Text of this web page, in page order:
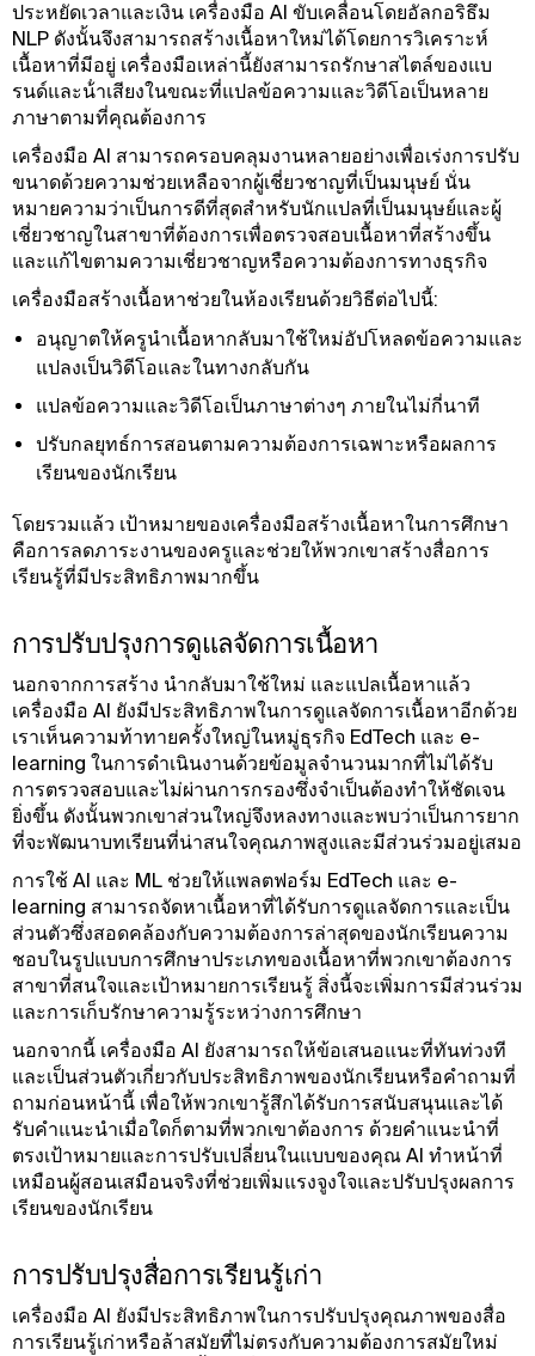
ประหยัดเวลาและเงิน เครื่องมือ AI ขับเคลื่อนโดยอัลกอริธึม
NLP ดังนั้นจึงสามารถสร้างเนื้อหาใหม่ได้โดยการวิเคราะห์
เนื้อหาที่มีอยู่ เครื่องมือเหล่านี้ยังสามารถรักษาสไตล์ของแบ
รนด์และน้ําเสียงในขณะที่แปลข้อความและวิดีโอเป็นหลาย
ภาษาตามที่คุณต้องการ
เครื่องมือ AI สามารถครอบคลุมงานหลายอย่างเพื่อเร่งการปรับ
ขนาดด้วยความช่วยเหลือจากผู้เชี่ยวชาญที่เป็นมนุษย์ นั่น
หมายความว่าเป็นการดีที่สุดสําหรับนักแปลที่เป็นมนุษย์และผู้
เชี่ยวชาญในสาขาที่ต้องการเพื่อตรวจสอบเนื้อหาที่สร้างขึ้น
และแก้ไขตามความเชี่ยวชาญหรือความต้องการทางธุรกิจ
เครื่องมือสร้างเนื้อหาช่วยในห้องเรียนด้วยวิธีต่อไปนี้:
อนุญาตให้ครูนําเนื้อหากลับมาใช้ใหม่อัปโหลดข้อความและ
แปลงเป็นวิดีโอและในทางกลับกัน
แปลข้อความและวิดีโอเป็นภาษาต่างๆ ภายในไม่กี่นาที
ปรับกลยุทธ์การสอนตามความต้องการเฉพาะหรือผลการ
เรียนของนักเรียน
โดยรวมแล้ว เป้าหมายของเครื่องมือสร้างเนื้อหาในการศึกษา
คือการลดภาระงานของครูและช่วยให้พวกเขาสร้างสื่อการ
เรียนรู้ที่มีประสิทธิภาพมากขึ้น
การปรับปรุงการดูแลจัดการเนื้อหา
นอกจากการสร้าง นํากลับมาใช้ใหม่ และแปลเนื้อหาแล้ว
เครื่องมือ AI ยังมีประสิทธิภาพในการดูแลจัดการเนื้อหาอีกด้วย
เราเห็นความท้าทายครั้งใหญ่ในหมู่ธุรกิจ EdTech และ e-
learning ในการดําเนินงานด้วยข้อมูลจํานวนมากที่ไม่ได้รับ
การตรวจสอบและไม่ผ่านการกรองซึ่งจําเป็นต้องทําให้ชัดเจน
ยิ่งขึ้น ดังนั้นพวกเขาส่วนใหญ่จึงหลงทางและพบว่าเป็นการยาก
ที่จะพัฒนาบทเรียนที่น่าสนใจคุณภาพสูงและมีส่วนร่วมอยู่เสมอ
การใช้ AI และ ML ช่วยให้แพลตฟอร์ม EdTech และ e-
learning สามารถจัดหาเนื้อหาที่ได้รับการดูแลจัดการและเป็น
ส่วนตัวซึ่งสอดคล้องกับความต้องการล่าสุดของนักเรียนความ
ชอบในรูปแบบการศึกษาประเภทของเนื้อหาที่พวกเขาต้องการ
สาขาที่สนใจและเป้าหมายการเรียนรู้ สิ่งนี้จะเพิ่มการมีส่วนร่วม
และการเก็บรักษาความรู้ระหว่างการศึกษา
นอกจากนี้ เครื่องมือ AI ยังสามารถให้ข้อเสนอแนะที่ทันท่วงที
และเป็นส่วนตัวเกี่ยวกับประสิทธิภาพของนักเรียนหรือคําถามที่
ถามก่อนหน้านี้ เพื่อให้พวกเขารู้สึกได้รับการสนับสนุนและได้
รับคําแนะนําเมื่อใดก็ตามที่พวกเขาต้องการ ด้วยคําแนะนําที่
ตรงเป้าหมายและการปรับเปลี่ยนในแบบของคุณ AI ทําหน้าที่
เหมือนผู้สอนเสมือนจริงที่ช่วยเพิ่มแรงจูงใจและปรับปรุงผลการ
เรียนของนักเรียน
การปรับปรุงสื่อการเรียนรู้เก่า
เครื่องมือ AI ยังมีประสิทธิภาพในการปรับปรุงคุณภาพของสื่อ
การเรียนรู้เก่าหรือล้าสมัยที่ไม่ตรงกับความต้องการสมัยใหม่